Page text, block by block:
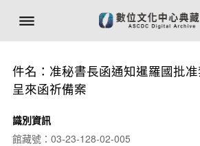
件名：准秘書長函通知暹羅國批
呈來函祈備案
識別資訊
館藏號：03-23-128-02-005